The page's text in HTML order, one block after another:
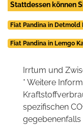
Stattdessen können
Fiat Pandina in Detmold
Fiat Pandina in Lemgo
Irrtum und
* Weitere
spezifischen CO